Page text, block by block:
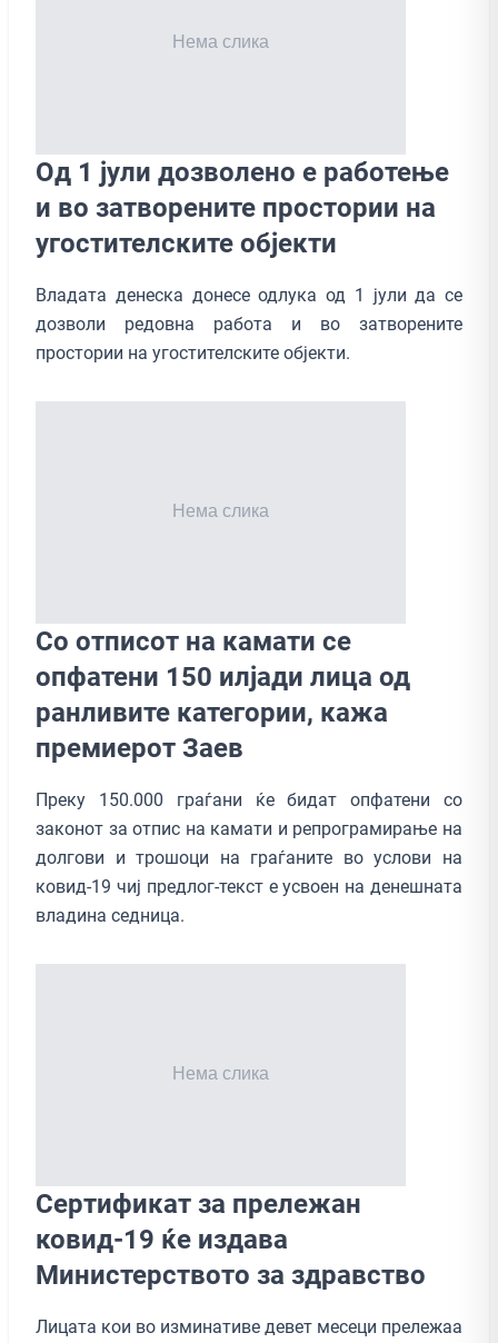
Од 1 јули дозволено е работење
и во затворените простории на
угостителските објекти
Владата денеска донесе одлука од 1 јули да се
дозволи редовна работа и во затворените
простории на угостителските објекти.
Со отписот на камати се
опфатени 150 илјади лица од
ранливите категории, кажа
премиерот Заев
Преку 150.000 граѓани ќе бидат опфатени со
законот за отпис на камати и репрограмирање на
долгови и трошоци на граѓаните во услови на
ковид-19 чиј предлог-текст е усвоен на денешната
владина седница.
Сертификат за прележан
ковид-19 ќе издава
Министерството за здравство
Лицата кои во изминативе девет месеци прележаа